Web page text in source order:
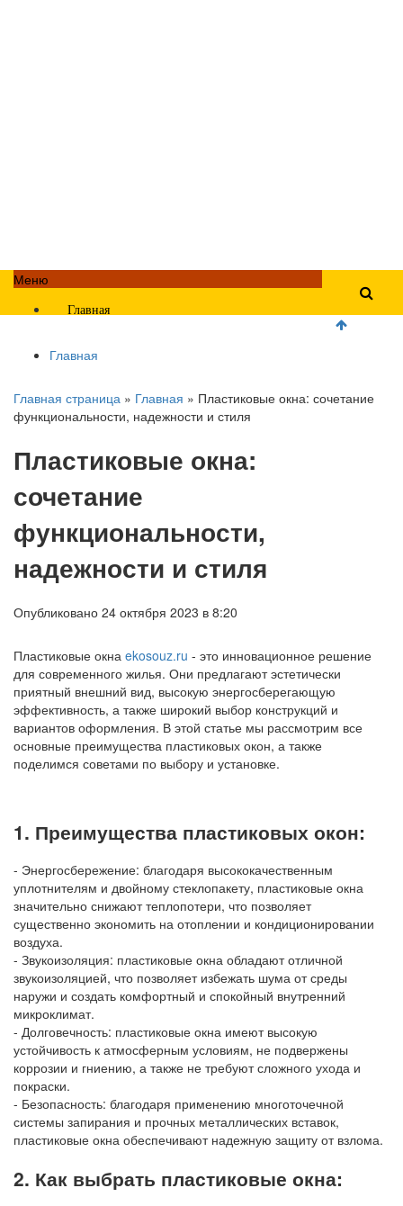
Меню
Главная
Главная
Главная страница » Главная » Пластиковые окна: сочетание
функциональности, надежности и стиля
Пластиковые окна:
сочетание
функциональности,
надежности и стиля
Опубликовано 24 октября 2023 в 8:20
Пластиковые окна ekosouz.ru - это инновационное решение
для современного жилья. Они предлагают эстетически
приятный внешний вид, высокую энергосберегающую
эффективность, а также широкий выбор конструкций и
вариантов оформления. В этой статье мы рассмотрим все
основные преимущества пластиковых окон, а также
поделимся советами по выбору и установке.
1. Преимущества пластиковых окон:
- Энергосбережение: благодаря высококачественным
уплотнителям и двойному стеклопакету, пластиковые окна
значительно снижают теплопотери, что позволяет
существенно экономить на отоплении и кондиционировании
воздуха.
- Звукоизоляция: пластиковые окна обладают отличной
звукоизоляцией, что позволяет избежать шума от среды
наружи и создать комфортный и спокойный внутренний
микроклимат.
- Долговечность: пластиковые окна имеют высокую
устойчивость к атмосферным условиям, не подвержены
коррозии и гниению, а также не требуют сложного ухода и
покраски.
- Безопасность: благодаря применению многоточечной
системы запирания и прочных металлических вставок,
пластиковые окна обеспечивают надежную защиту от взлома.
2. Как выбрать пластиковые окна: